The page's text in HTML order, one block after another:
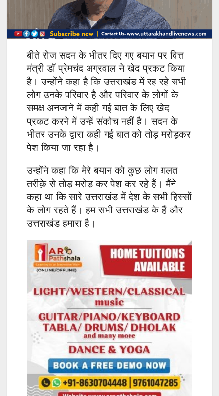
बीते रोज सदन के भीतर दिए गए बयान पर वित्त
मंत्री डॉ प्रेमचंद अग्रवाल ने खेद प्रकट किया
है। उन्होंने कहा है कि उत्तराखंड में रह रहे सभी
लोग उनके परिवार है और परिवार के लोगों के
समक्ष अनजाने में कही गई बात के लिए खेद
प्रकट करने में उन्हें संकोच नहीं है। सदन के
भीतर उनके द्वारा कही गई बात को तोड़ मरोड़कर
पेश किया जा रहा है।
उन्होंने कहा कि मेरे बयान को कुछ लोग ग़लत
तरीक़े से तोड़ मरोड़ कर पेश कर रहे हैं। मैंने
कहा था कि सारे उत्तराखंड में देश के सभी हिस्सों
के लोग रहते हैं। हम सभी उत्तराखंड के हैं और
उत्तराखंड हमारा है।